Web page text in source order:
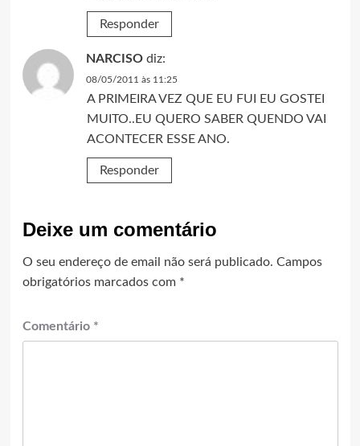
Responder
NARCISO diz:
08/05/2011 às 11:25
A PRIMEIRA VEZ QUE EU FUI EU GOSTEI
MUITO..EU QUERO SABER QUENDO VAI
ACONTECER ESSE ANO.
Responder
Deixe um comentário
O seu endereço de email não será publicado. Campos
obrigatórios marcados com *
Comentário *